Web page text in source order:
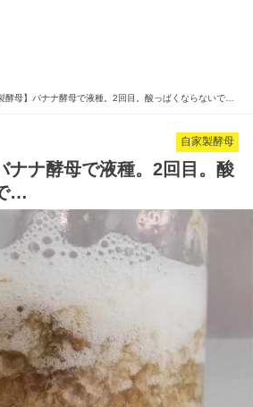
酵母】バナナ酵母で液種。2回目。酸っぱくならないで…
自家製酵母
ナナ酵母で液種。2回目。酸
…